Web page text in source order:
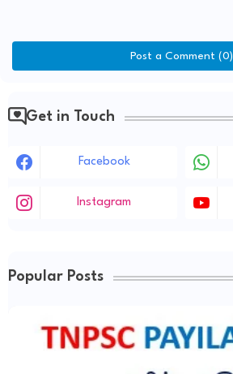
Post a Comment (0)
Get in Touch
Facebook
Instagram
Popular Posts